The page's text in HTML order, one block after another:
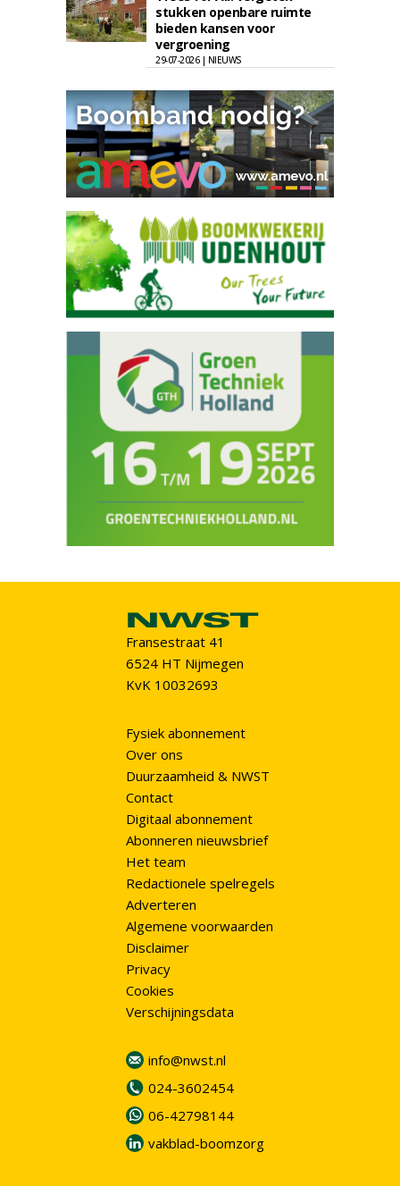
stukken openbare ruimte
bieden kansen voor
vergroening
29-07-2026 | NIEUWS
Fransestraat 41
6524 HT Nijmegen
KvK 10032693
Fysiek abonnement
Over ons
Duurzaamheid & NWST
Contact
Digitaal abonnement
Abonneren nieuwsbrief
Het team
Redactionele spelregels
Adverteren
Algemene voorwaarden
Disclaimer
Privacy
Cookies
Verschijningsdata
info@nwst.nl
024-3602454
06-42798144
vakblad-boomzorg